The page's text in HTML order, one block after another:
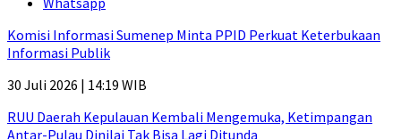
Komisi Informasi Sumenep Minta PPID Perkuat Keterbukaan
Informasi Publik
30 Juli 2026 | 14:19 WIB
RUU Daerah Kepulauan Kembali Mengemuka, Ketimpangan
Antar-Pulau Dinilai Tak Bisa Lagi Ditunda